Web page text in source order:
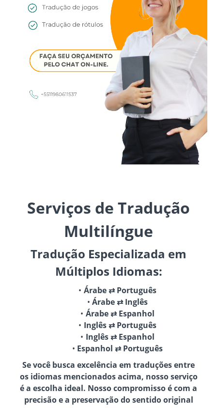
Serviços de Tradução
Multilíngue
Tradução Especializada em
Múltiplos Idiomas:
Árabe ⇄ Português
Árabe ⇄ Inglês
Árabe ⇄ Espanhol
Inglês ⇄ Português
Inglês ⇄ Espanhol
Espanhol ⇄ Português
Se você busca excelência em traduções entre
os idiomas mencionados acima, nosso serviço
é a escolha ideal. Nosso compromisso é com a
precisão e a preservação do sentido original